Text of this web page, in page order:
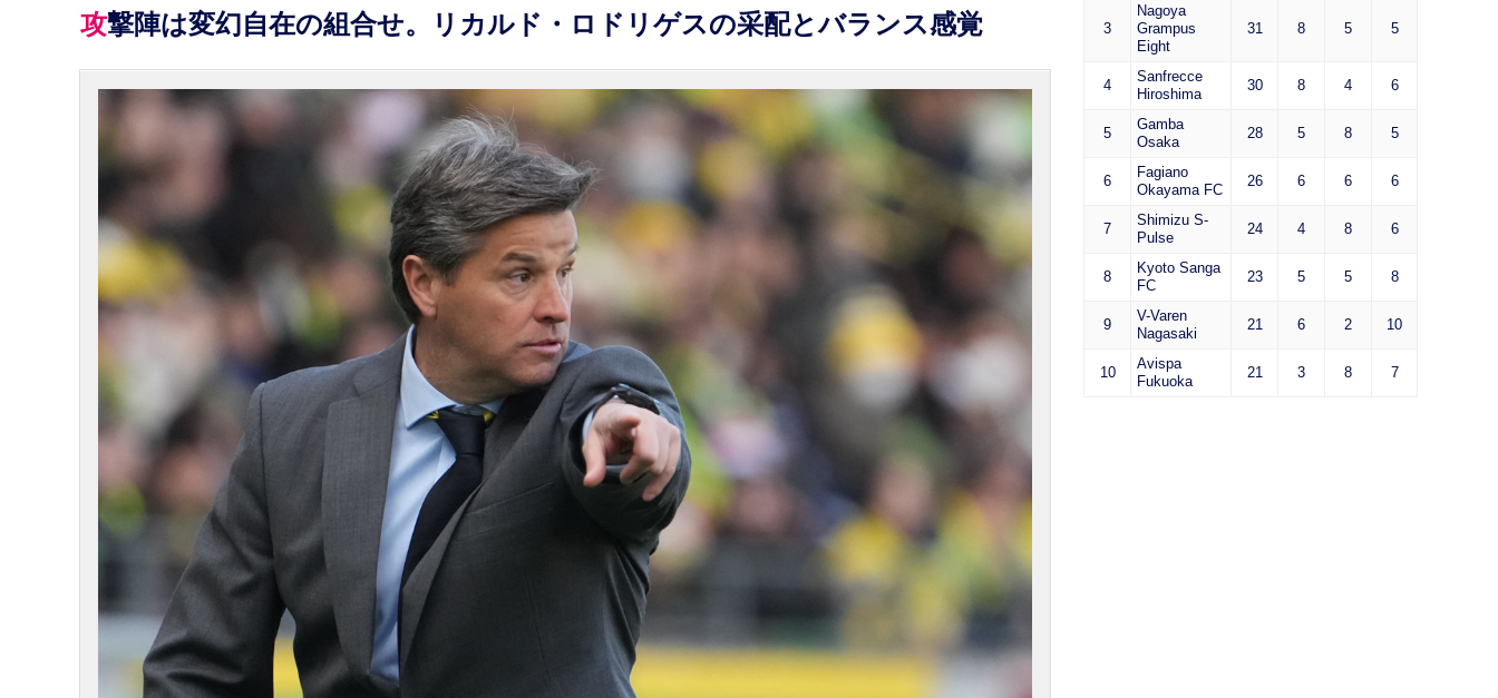
攻撃陣は変幻自在の組合せ。リカルド・ロドリゲスの采配とバランス感覚 3
Nagoya
Grampus
Eight
31 8 5 5
4
Sanfrecce
Hiroshima
30 8 4 6
5
Gamba
Osaka
28 5 8 5
6
Fagiano
Okayama FC
26 6 6 6
7
Shimizu S-
Pulse
24 4 8 6
8
Kyoto Sanga
FC
23 5 5 8
9
V-Varen
Nagasaki
21 6 2 10
10
Avispa
Fukuoka
21 3 8 7